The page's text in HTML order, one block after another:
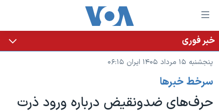
لینکهای
قابل
دسترسی
جهش
محتوای
اصلی
خانه
نسخه سبک وب‌سایت
موضوع ها
ایران
برنامه های تلویزیونی
خبر فوری
پنجشنبه ۱۵ مرداد ۱۴۰۵ ایران ۰۶:۱۵
سرخط خبرها
حرف‌های ضدونقیض درباره ورود ذرت